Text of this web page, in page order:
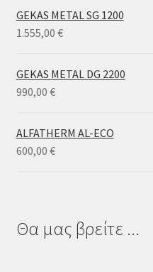
through
GEKAS METAL SG 1200
1.555,00 €
GEKAS METAL DG 2200
990,00 €
ALFATHERM AL-ECO
600,00 €
Θα μας βρείτε ...